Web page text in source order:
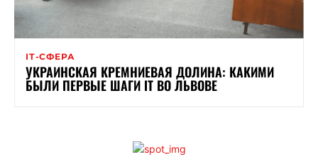
ІТ-СФЕРА
УКРАИНСКАЯ КРЕМНИЕВАЯ ДОЛИНА: КАКИМИ
БЫЛИ ПЕРВЫЕ ШАГИ ІТ ВО ЛЬВОВЕ